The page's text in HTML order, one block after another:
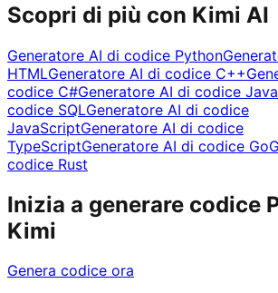
Scopri di più con Kimi AI
Generatore AI di codice Python
HTMLGeneratore AI di codice C++
codice C#Generatore AI di codice Java
codice SQLGeneratore AI di codice
JavaScriptGeneratore AI di codice
TypeScriptGeneratore AI di codice Go
codice Rust
Inizia a generare codice
Kimi
Genera codice ora